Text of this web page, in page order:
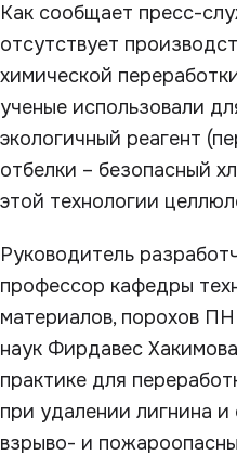
Как сообщает пресс-
отсутствует
химической
ученые использовали
экологичный реагент
отбелки – безопасный
этой технологии
Руководитель
профессор кафедры
материалов, порохов
наук Фирдавес
практике для
при удалении лигнина
взрыво- и